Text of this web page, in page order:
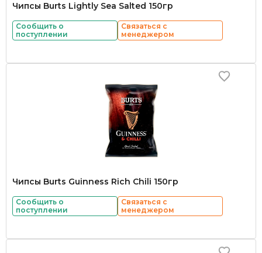
Чипсы Burts Lightly Sea Salted 150гр
Сообщить о
поступлении
Связаться с
менеджером
Чипсы Burts Guinness Rich Chili 150гр
Сообщить о
поступлении
Связаться с
менеджером